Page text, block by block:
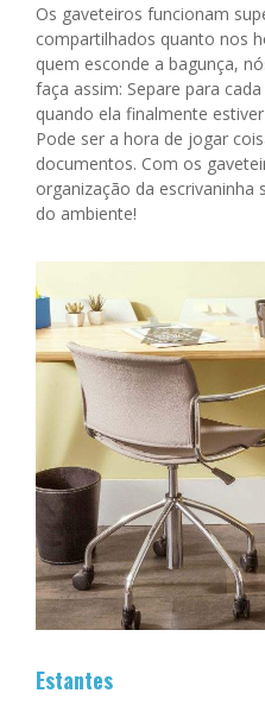
Os gaveteiros funcionam
compartilhados quanto nos
quem esconde a bagunça,
faça assim: Separe para
quando ela finalmente
Pode ser a hora de jogar
documentos. Com os
organização da
do ambiente!
Estantes